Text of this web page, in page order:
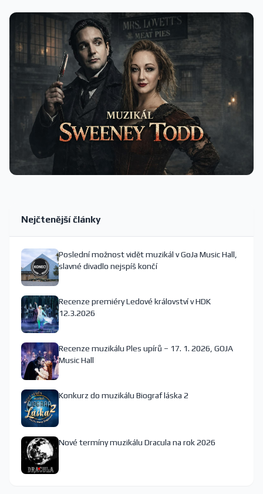
Nejčtenější články
Poslední možnost vidět muzikál v GoJa Music Hall,
slavné divadlo nejspíš končí
Recenze premiéry Ledové království v HDK
12.3.2026
Recenze muzikálu Ples upírů – 17. 1. 2026, GOJA
Music Hall
Konkurz do muzikálu Biograf láska 2
Nové termíny muzikálu Dracula na rok 2026